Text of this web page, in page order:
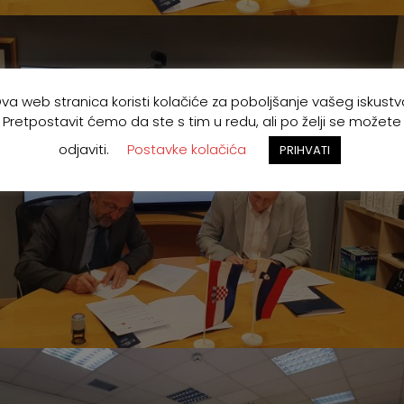
web stranica koristi kolačiće za poboljšanje vašeg
Pretpostavit ćemo da ste s tim u redu, ali po želji se možete
odjaviti.
Postavke kolačića PRIHVATI